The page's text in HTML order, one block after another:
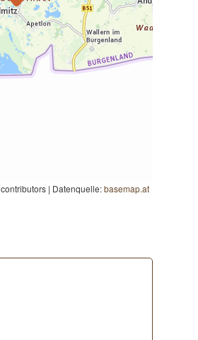
contributors | Datenquelle:basemap.at